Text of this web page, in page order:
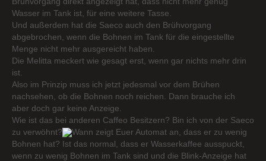
Wasser im Tank ist, für eine weitere Tasse.
Und außerdem hat die Saeco auch den Brühvorgang
abgebrochen, wenn die Bohnen im Tank für die eingestellte
Menge nicht mehr ausgereicht haben.
Die Melitta meckert wie gesagt erst, wenn gar nichts mehr drin
ist.
Also im Prinzip muss ich jetzt jedesmal vor dem Brühen
nachsehen, ob die Bohnen noch reichen. Dann brauche ich
aber doch gar keine Anzeige.
Wie ist das bei anderen Caffeo Besitzern? Bin ich von der Saeco
zu verwöhnt?
Wann zeigt Euer Automat an, dass er zu wenig
Bohnen hat? Ist das normal, dass er Wasserkaffee ausspuckt,
wenn zu wenig Bohnen im Tank sind und die Blink-Anzeige hat